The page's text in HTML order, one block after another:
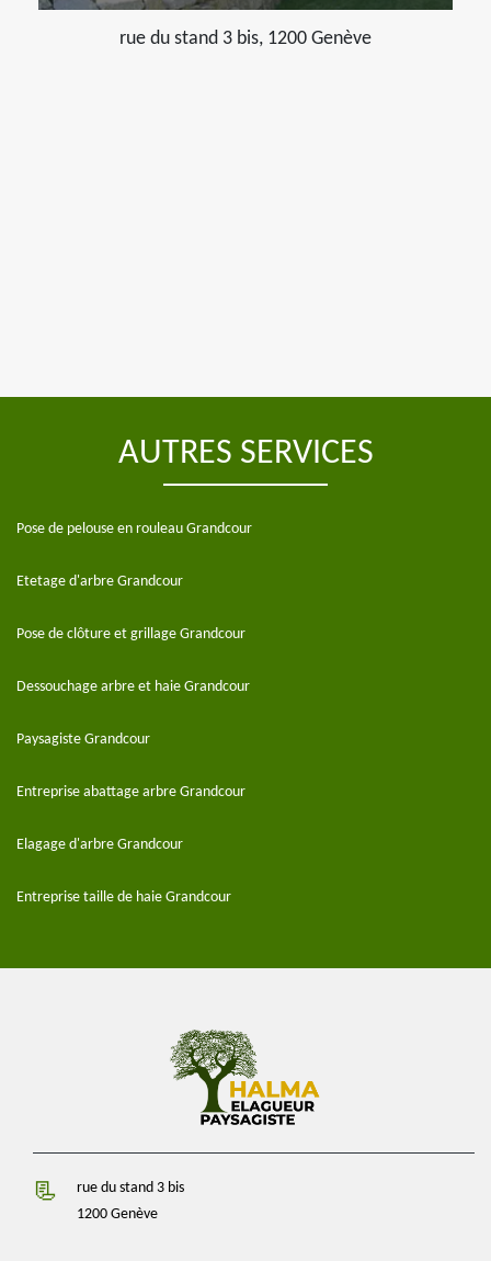
rue du stand 3 bis, 1200 Genève
AUTRES SERVICES
Pose de pelouse en rouleau Grandcour
Etetage d'arbre Grandcour
Pose de clôture et grillage Grandcour
Dessouchage arbre et haie Grandcour
Paysagiste Grandcour
Entreprise abattage arbre Grandcour
Elagage d'arbre Grandcour
Entreprise taille de haie Grandcour
rue du stand 3 bis
1200 Genève